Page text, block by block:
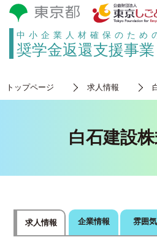
中小企業人材確保のため
奨学金返還支援事業
トップページ 求人情報
白石建設
求人情報 企業情報 雰囲気